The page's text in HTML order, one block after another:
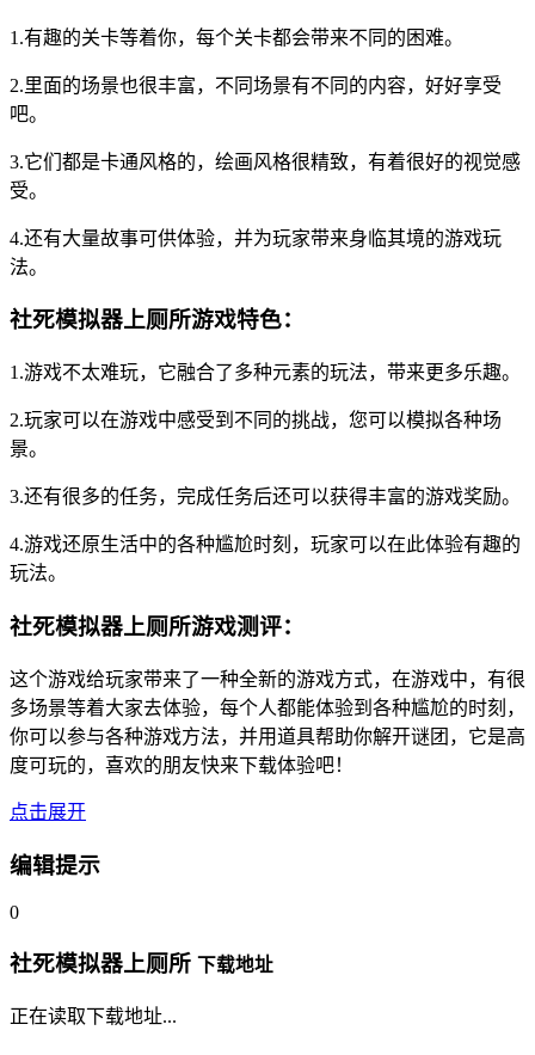
1.有趣的关卡等着你，每个关卡都会带来不同的困难。
2.里面的场景也很丰富，不同场景有不同的内容，好好享受
吧。
3.它们都是卡通风格的，绘画风格很精致，有着很好的视觉感
受。
4.还有大量故事可供体验，并为玩家带来身临其境的游戏玩
法。
社死模拟器上厕所游戏特色：
1.游戏不太难玩，它融合了多种元素的玩法，带来更多乐趣。
2.玩家可以在游戏中感受到不同的挑战，您可以模拟各种场
景。
3.还有很多的任务，完成任务后还可以获得丰富的游戏奖励。
4.游戏还原生活中的各种尴尬时刻，玩家可以在此体验有趣的
玩法。
社死模拟器上厕所游戏测评：
这个游戏给玩家带来了一种全新的游戏方式，在游戏中，有很
多场景等着大家去体验，每个人都能体验到各种尴尬的时刻，
你可以参与各种游戏方法，并用道具帮助你解开谜团，它是高
度可玩的，喜欢的朋友快来下载体验吧！
点击展开
编辑提示
0
社死模拟器上厕所 下载地址
正在读取下载地址...